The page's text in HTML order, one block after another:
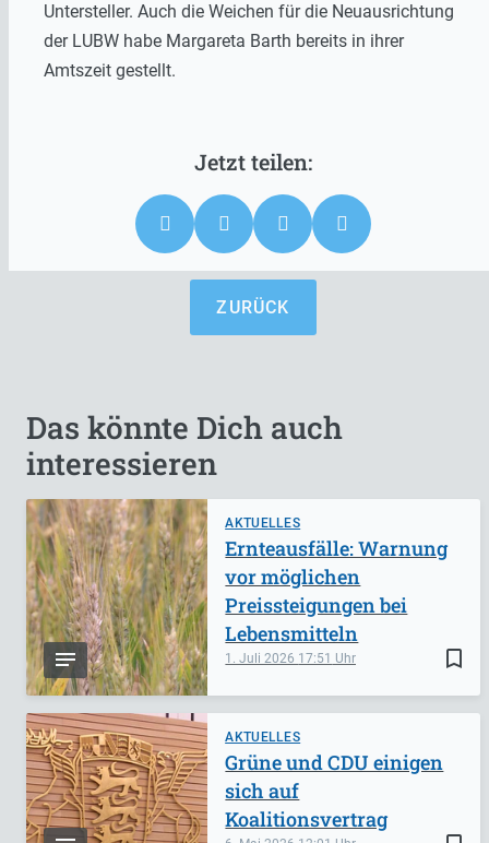
Untersteller. Auch die Weichen für die Neuausrichtung
der LUBW habe Margareta Barth bereits in ihrer
Amtszeit gestellt.
ZURÜCK
Das könnte Dich auch
interessieren
AKTUELLES
bookmark_border
1. Juli 2026 17:51
Ernteausfälle: Warnung
vor möglichen
Preissteigungen bei
Lebensmitteln
AKTUELLES
Grüne und CDU einigen
sich auf
Koalitionsvertrag